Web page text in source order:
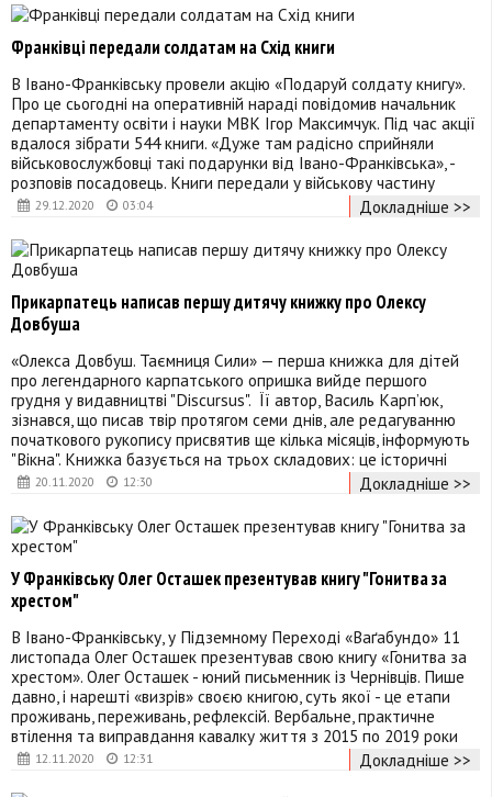
29.12.2020 03:04
Франківці передали солдатам на Схід книги
В Івано-Франківську провели акцію «Подаруй солдату книгу».
Про це сьогодні на оперативній нараді повідомив начальник
департаменту освіти і науки МВК Ігор Максимчук. Під час акції
вдалося зібрати 544 книги. «Дуже там радісно сприйняли
військовослужбовці такі подарунки від Івано-Франківська», -
розповів посадовець. Книги передали у військову частину
Докладніше >>
20.11.2020 12:30
Прикарпатець написав першу дитячу книжку про Олексу
Довбуша
«Олекса Довбуш. Таємниця Сили» — перша книжка для дітей
про легендарного карпатського опришка вийде першого
грудня у видавництві "Discursus". Її автор, Василь Карп’юк,
зізнався, що писав твір протягом семи днів, але редагуванню
початкового рукопису присвятив ще кілька місяців, інформують
"Вікна". Книжка базується на трьох складових: це історичні
Докладніше >>
12.11.2020 12:31
У Франківську Олег Осташек презентував книгу "Гонитва за
хрестом"
В Івано-Франківську, у Підземному Переході «Ваґабундо» 11
листопада Олег Осташек презентував свою книгу «Гонитва за
хрестом». Олег Осташек - юний письменник із Чернівців. Пише
давно, і нарешті «визрів» своєю книгою, суть якої - це етапи
проживань, переживань, рефлексій. Вербальне, практичне
втілення та виправдання кавалку життя з 2015 по 2019 роки
Докладніше >>